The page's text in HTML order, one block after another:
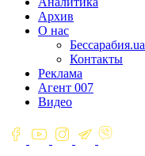
Архив
О нас
Бессарабия.ua
Контакты
Реклама
Агент 007
Видео